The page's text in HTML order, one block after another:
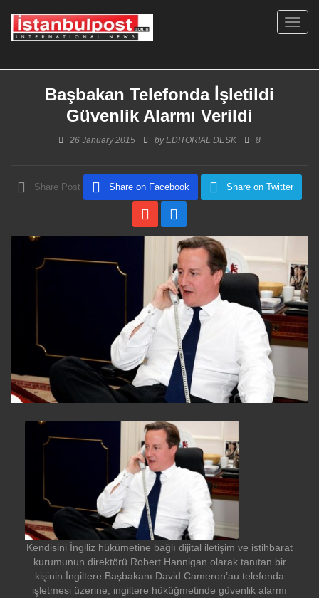
Başbakan Telefonda İşletildi
Güvenlik Alarmı Verildi
26 January 2015 byEDITORIAL DESK 8
Share Post Share on Facebook Share on Twitter
Kendisini İngiliz hükümetine bağlı dijital iletişim ve istihbarat
kurumunun direktörü Robert Hannigan olarak tanıtan bir
kişinin İngiltere Başbakanı David Cameron’au telefonda
işletmesi üzerine, ingiltere hüküğmetinde güvenlik alarmı